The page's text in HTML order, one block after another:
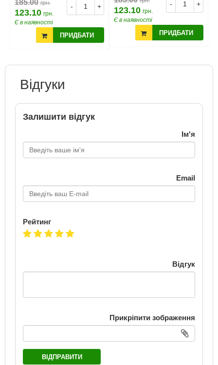
- +
185.00 грн.
123.10 грн.
Є в наявності
ПРИДБАТИ
- +
123.10 грн.
Є в наявності
ПРИДБАТИ
Відгуки
Залишити відгук
Ім'я
Email
Рейтинг
Відгук
Прикріпити зображення
ВІДПРАВИТИ